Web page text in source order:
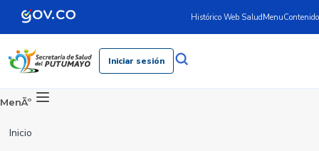
Histórico Web SaludMenuContenido
Iniciar sesión
MenÃº
Inicio